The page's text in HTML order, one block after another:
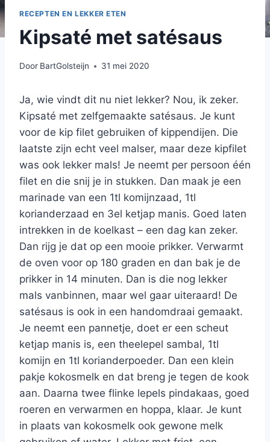
RECEPTEN EN LEKKER ETEN
Kipsaté met satésaus
Door BartGolsteijn 31 mei 2020
Ja, wie vindt dit nu niet lekker? Nou, ik zeker.
Kipsaté met zelfgemaakte satésaus. Je kunt
voor de kip filet gebruiken of kippendijen. Die
laatste zijn echt veel malser, maar deze kipfilet
was ook lekker mals! Je neemt per persoon één
filet en die snij je in stukken. Dan maak je een
marinade van een 1tl komijnzaad, 1tl
korianderzaad en 3el ketjap manis. Goed laten
intrekken in de koelkast – een dag kan zeker.
Dan rijg je dat op een mooie prikker. Verwarmt
de oven voor op 180 graden en dan bak je de
prikker in 14 minuten. Dan is die nog lekker
mals vanbinnen, maar wel gaar uiteraard! De
satésaus is ook in een handomdraai gemaakt.
Je neemt een pannetje, doet er een scheut
ketjap manis is, een theelepel sambal, 1tl
komijn en 1tl korianderpoeder. Dan een klein
pakje kokosmelk en dat breng je tegen de kook
aan. Daarna twee flinke lepels pindakaas, goed
roeren en verwarmen en hoppa, klaar. Je kunt
in plaats van kokosmelk ook gewone melk